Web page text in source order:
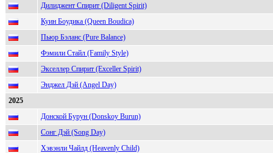
Дилиджент Спирит (Diligent Spirit)
Куин Боудика (Queen Boudica)
Пьюр Бэланс (Pure Balance)
Фэмили Стайл (Family Style)
Экселлер Спирит (Exceller Spirit)
Энджел Дэй (Angel Day)
2025
Донской Бурун (Donskoy Burun)
Сонг Дэй (Song Day)
Хэвэнли Чайлд (Heavenly Child)